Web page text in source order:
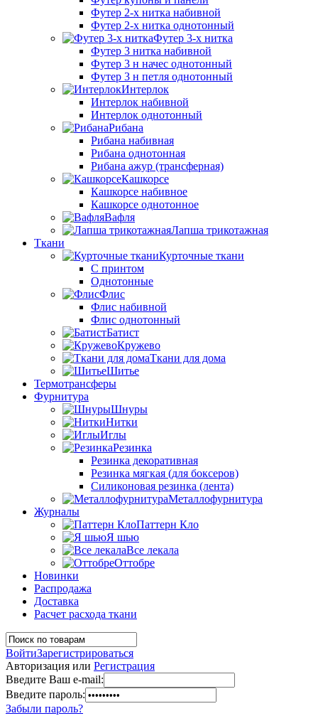
Футер 2-х нитка набивной
Футер 2-х нитка однотонный
Футер 3-х нитка
Футер 3 нитка набивной
Футер 3 н начес однотонный
Футер 3 н петля однотонный
Интерлок
Интерлок набивной
Интерлок однотонный
Рибана
Рибана набивная
Рибана однотонная
Рибана ажур (трансферная)
Кашкорсе
Кашкорсе набивное
Кашкорсе однотонное
Вафля
Лапша трикотажная
Ткани
Курточные ткани
С принтом
Однотонные
Флис
Флис набивной
Флис однотонный
Батист
Кружево
Ткани для дома
Шитье
Термотрансферы
Фурнитура
Шнуры
Нитки
Иглы
Резинка
Резинка декоративная
Резинка мягкая (для боксеров)
Силиконовая резинка (лента)
Металлофурнитура
Журналы
Паттерн Кло
Я шью
Все лекала
Оттобре
Новинки
Распродажа
Доставка
Расчет расхода ткани
ВойтиЗарегистрироваться
Авторизация или Регистрация
Введите Ваш e-mail:
Введите пароль:
Забыли пароль?